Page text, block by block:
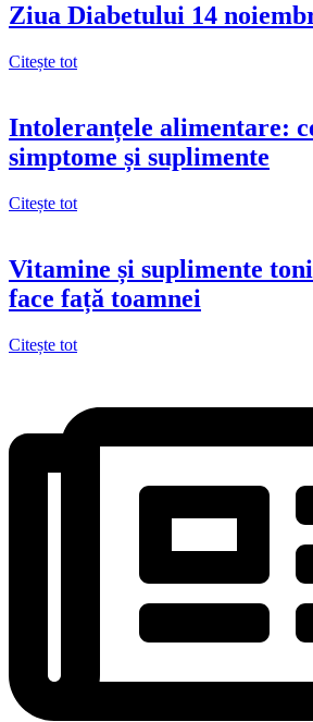
Ziua Diabetului 14
Citește tot
Intoleranțele alimentare:
simptome și suplimente
Citește tot
Vitamine și suplimente
face față toamnei
Citește tot